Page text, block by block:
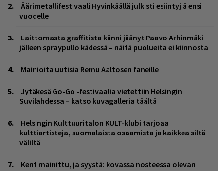
Äärimetallifestivaali Hyvinkäällä julkisti esiintyjiä ensi
vuodelle
Laittomasta graffitista kiinni jäänyt Paavo Arhinmäki
jälleen spraypullo kädessä – näitä puolueita ei kiinnosta
Mainioita uutisia Remu Aaltosen faneille
Jytäkesä Go-Go -festivaalia vietettiin Helsingin
Suvilahdessa – katso kuvagalleria täältä
Helsingin Kulttuuritalon KULT-klubi tarjoaa
kulttiartisteja, suomalaista osaamista ja kaikkea siltä
väliltä
Kent mainittu, ja syystä: kovassa nosteessa olevan